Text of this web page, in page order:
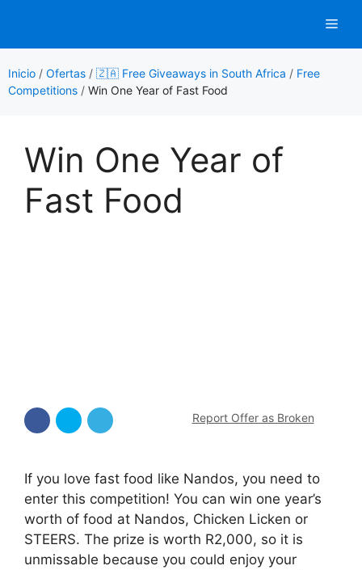
contenido
Inicio / Ofertas / 🇿🇦 Free Giveaways in South Africa / Free
Competitions / Win One Year of Fast Food
Win One Year of
Fast Food
Report Offer as Broken
If you love fast food like Nandos, you need to
enter this competition! You can win one year’s
worth of food at Nandos, Chicken Licken or
STEERS. The prize is worth R2,000, so it is
unmissable because you could enjoy your